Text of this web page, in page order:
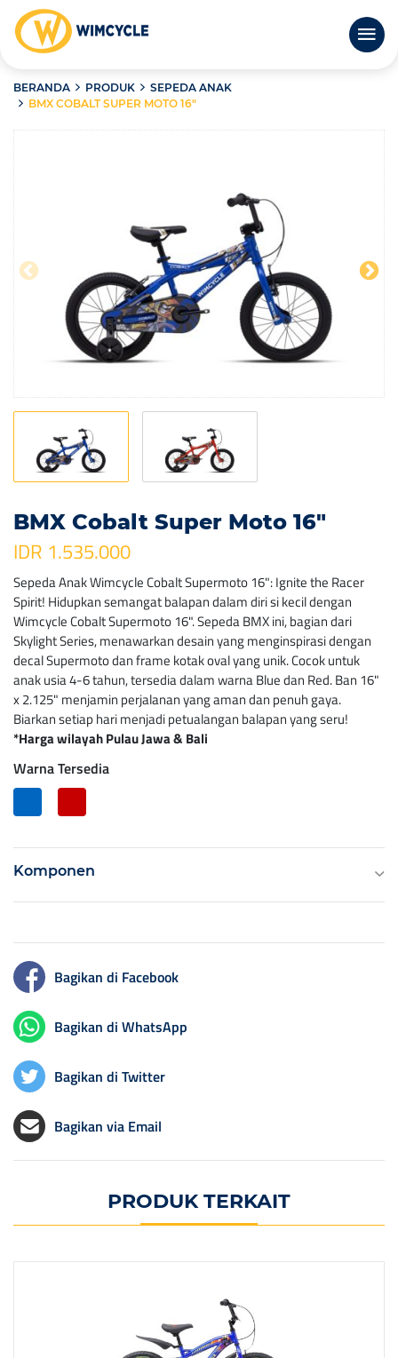
BERANDA PRODUK
SEPEDA ANAK
BMX COBALT SUPER MOTO 16″
BMX Cobalt Super Moto 16″
IDR 1.535.000
Sepeda Anak Wimcycle Cobalt Supermoto 16": Ignite the Racer
Spirit! Hidupkan semangat balapan dalam diri si kecil dengan
Wimcycle Cobalt Supermoto 16". Sepeda BMX ini, bagian dari
Skylight Series, menawarkan desain yang menginspirasi dengan
decal Supermoto dan frame kotak oval yang unik. Cocok untuk
anak usia 4-6 tahun, tersedia dalam warna Blue dan Red. Ban 16"
x 2.125" menjamin perjalanan yang aman dan penuh gaya.
Biarkan setiap hari menjadi petualangan balapan yang seru!
*Harga wilayah Pulau Jawa & Bali
Warna Tersedia
Komponen
Bagikan di Facebook
Bagikan di WhatsApp
Bagikan di Twitter
Bagikan via Email
PRODUK TERKAIT